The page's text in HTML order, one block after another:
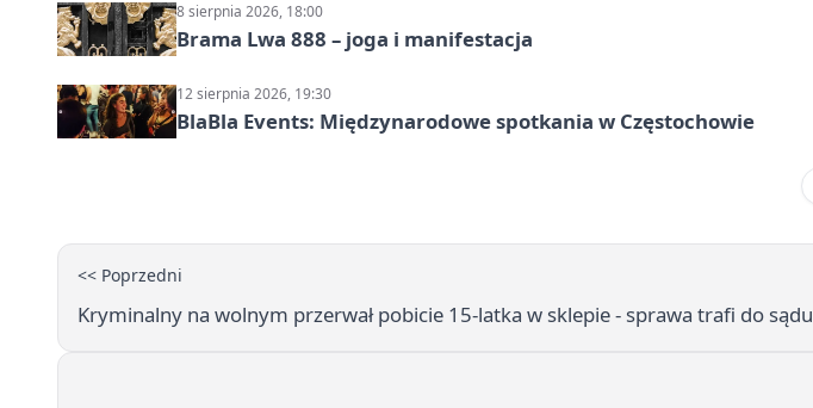
8 sierpnia 2026, 18:00
Brama Lwa 888 – joga i manifestacja
12 sierpnia 2026, 19:30
BlaBla Events: Międzynarodowe spotkania w Częstochowie
<< Poprzedni
Kryminalny na wolnym przerwał pobicie 15-latka w sklepie - sprawa trafi do sądu